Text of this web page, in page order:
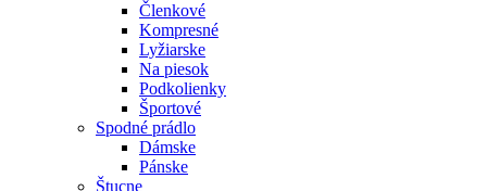
Členkové
Kompresné
Lyžiarske
Na piesok
Podkolienky
Športové
Spodné prádlo
Dámske
Pánske
Štucne